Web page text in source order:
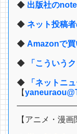
◆ 出版社の
◆ ネット投稿
◆ Amazonで買
◆ 「こういう
◆
「ネットニ
【
【アニメ・漫画